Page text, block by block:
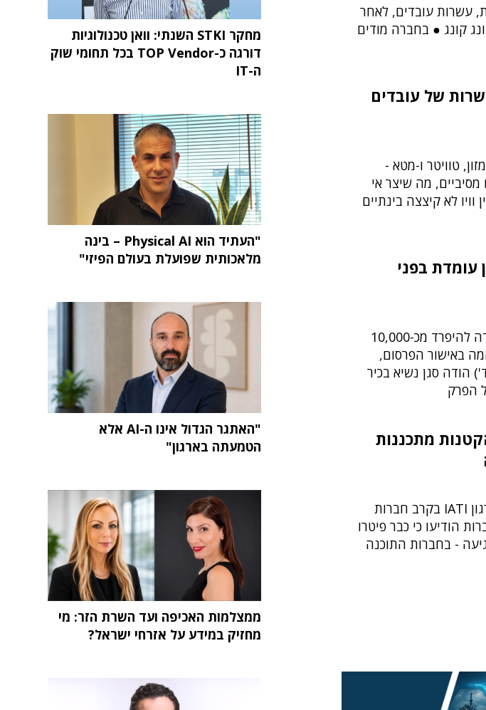
עשרות עובדים, לאחר
קונג ● בחברה מודים
גוגל תקצץ 10,000 משרות של עובדים
טוויטר ו-מטא -
מסיביים, מה שיצר אי
לא קיצצה בינתיים
עומדת בפני
השבוע דווח בתקשורת כי החברה עתידה להיפרד מכ-10,000
באישור הפרסום,
הודה סגן נשיא בכיר
הפרק
מתכננות
הסקר נערך על ידי רשות החדשנות וארגון IATI בקרב חברות
מהחברות הודיעו כי כבר פיטרו
- בחברות התוכנה
מחקר STKI השנתי: וואן טכנולוגיות
דורגה כ-TOP Vendor בכל תחומי שוק
ה-IT
"העתיד הוא Physical AI – בינה
מלאכותית שפועלת בעולם הפיזי"
"האתגר הגדול אינו ה-AI אלא
הטמעתה בארגון"
ממצלמות האכיפה ועד השרת הזר: מי
מחזיק במידע על אזרחי ישראל?